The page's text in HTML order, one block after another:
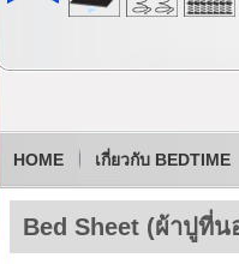
HOME เกี่ยวกับ BEDTIME
Bed Sheet (ผ้าปูที่น